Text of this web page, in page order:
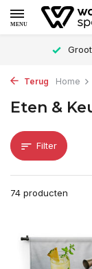
MENU
Terug Home
Eten &
Filter
74 producten